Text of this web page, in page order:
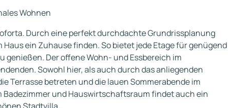
Wohnen
Durch eine perfekt durchdachte Grundrissplanung
ein Zuhause finden. So bietet jede Etage für genügend
genießen. Der offene Wohn- und Essbereich im
Sowohl hier, als auch durch das anliegenden
Terrasse betreten und die lauen Sommerabende im
Badezimmer und Hauswirtschaftsraum findet auch ein